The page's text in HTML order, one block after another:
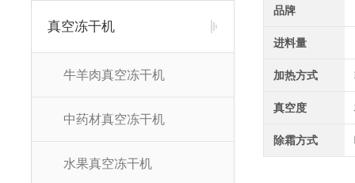
真空冻干机
牛羊肉真空冻干机
中药材真空冻干机
水果真空冻干机
品牌
进料量
加热方式
真空度
除霜方式